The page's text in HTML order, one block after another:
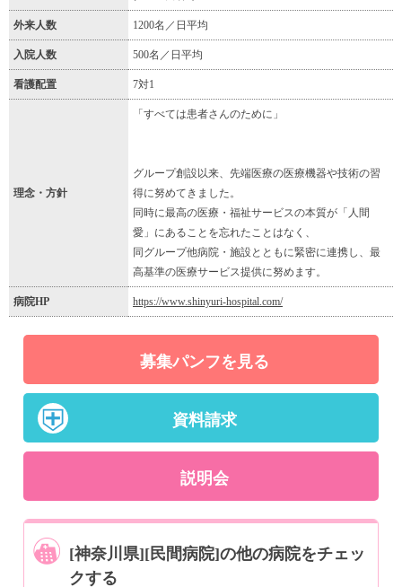
外来人数 1200名／日平均
入院人数 500名／日平均
看護配置 7対1
理念・方針
「すべては患者さんのために」
グループ創設以来、先端医療の医療機器や技術の習
得に努めてきました。
同時に最高の医療・福祉サービスの本質が「人間
愛」にあることを忘れたことはなく、
同グループ他病院・施設とともに緊密に連携し、最
高基準の医療サービス提供に努めます。
病院HP https://www.shinyuri-hospital.com/
募集パンフを見る
資料請求
説明会
[神奈川県][民間病院]の他の病院をチェッ
クする